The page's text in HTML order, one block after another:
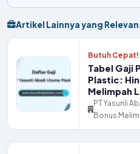
Artikel Lainnya yang Relevan
Butuh Cepat!
Tabel Gaji
Plastic:
Melimpah
PT Yasunli
Bonus